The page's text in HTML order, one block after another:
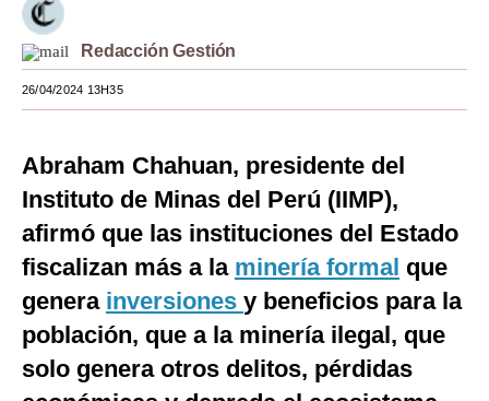
Viajes
Mundo
EEUU
España
Internacional
Tecnología
Redacción Gestión
26/04/2024 13H35
Abraham Chahuan, presidente del
Instituto de Minas del Perú (IIMP),
afirmó que las instituciones del Estado
fiscalizan más a la minería formal que
genera inversiones y beneficios para la
población, que a la minería ilegal, que
solo genera otros delitos, pérdidas